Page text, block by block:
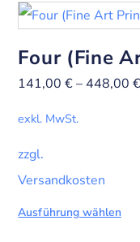
Four (Fine
141,00€– 448,00€
exkl. MwSt.
zzgl.
Versandkosten
Ausführung wählen